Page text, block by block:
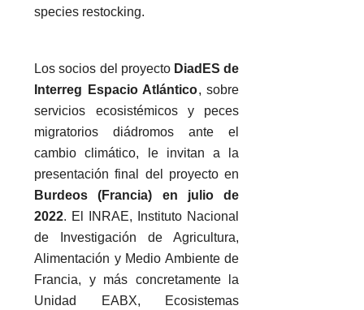
species restocking.
Los socios del proyecto DiadES de
Interreg Espacio Atlántico, sobre
servicios ecosistémicos y peces
migratorios diádromos ante el
cambio climático, le invitan a la
presentación final del proyecto en
Burdeos (Francia) en julio de
2022. El INRAE, Instituto Nacional
de Investigación de Agricultura,
Alimentación y Medio Ambiente de
Francia, y más concretamente la
Unidad EABX, Ecosistemas